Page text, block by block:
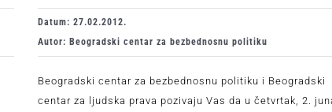
Datum: 27.02.2012.
Autor: Beogradski centar za bezbednosnu politiku
Beogradski centar za bezbednosnu politiku i Beogradski
centar za ljudska prava pozivaju Vas da u četvrtak, 2.